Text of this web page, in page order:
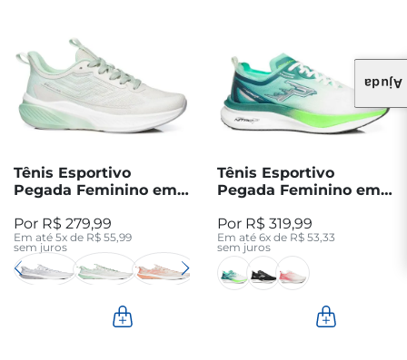
Ajuda
Tênis Esportivo
Pegada Feminino em
291301-02
R$ 279,99
Em até 5x de R$ 55,99
sem juros
Tênis Esportivo
Pegada Feminino em
02
R$ 319,99
Em até 6x de R$ 53,33
sem juros